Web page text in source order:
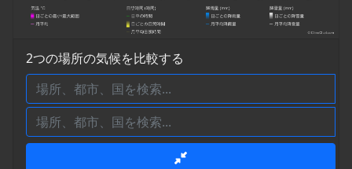
2つの場所の気候を比較する